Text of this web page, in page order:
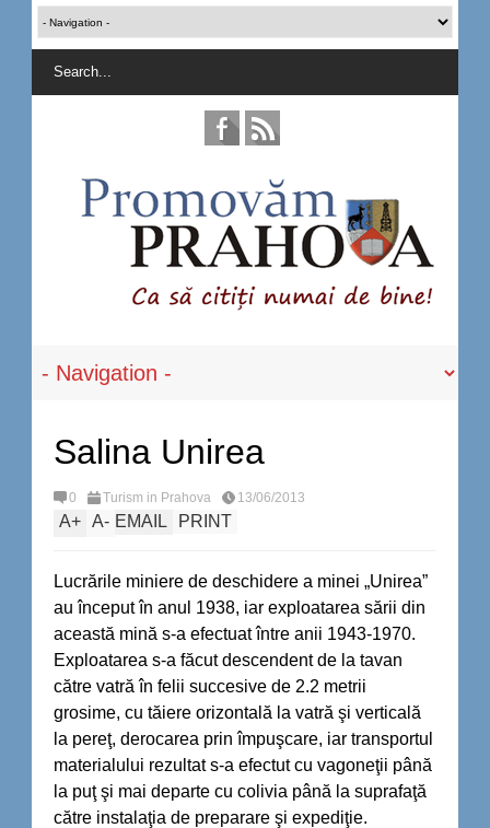
Salina Unirea
0 Turism in Prahova 13/06/2013
A+ A- EMAIL PRINT
Lucrările miniere de deschidere a minei „Unirea”
au început în anul 1938, iar exploatarea sării din
această mină s-a efectuat între anii 1943-1970.
Exploatarea s-a făcut descendent de la tavan
către vatră în felii succesive de 2.2 metrii
grosime, cu tăiere orizontală la vatră şi verticală
la pereţ, derocarea prin împuşcare, iar transportul
materialului rezultat s-a efectut cu vagoneţii până
la puţ şi mai departe cu colivia până la suprafaţă
către instalaţia de preparare şi expediţie.